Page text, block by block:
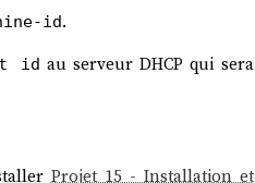
id.
id au serveur DHCP qui sera
Projet 15 - Installation et